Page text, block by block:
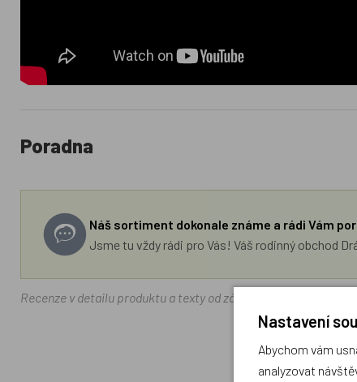
Poradna
Náš sortiment dokonale známe a rádi Vám
Jsme tu vždy rádi pro Vás! Váš rodinný obchod
Recenze v detailu produktu a texty od zákazníků v poradně
Nastavení
Abychom vám
analyzovat